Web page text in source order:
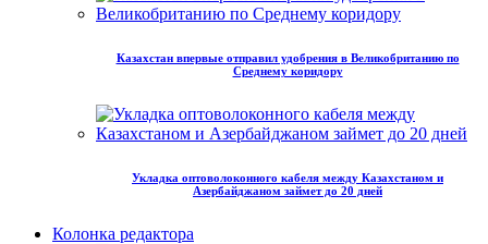
Казахстан впервые отправил удобрения в Великобританию по
Среднему коридору
Укладка оптоволоконного кабеля между Казахстаном и
Азербайджаном займет до 20 дней
Колонка редактора